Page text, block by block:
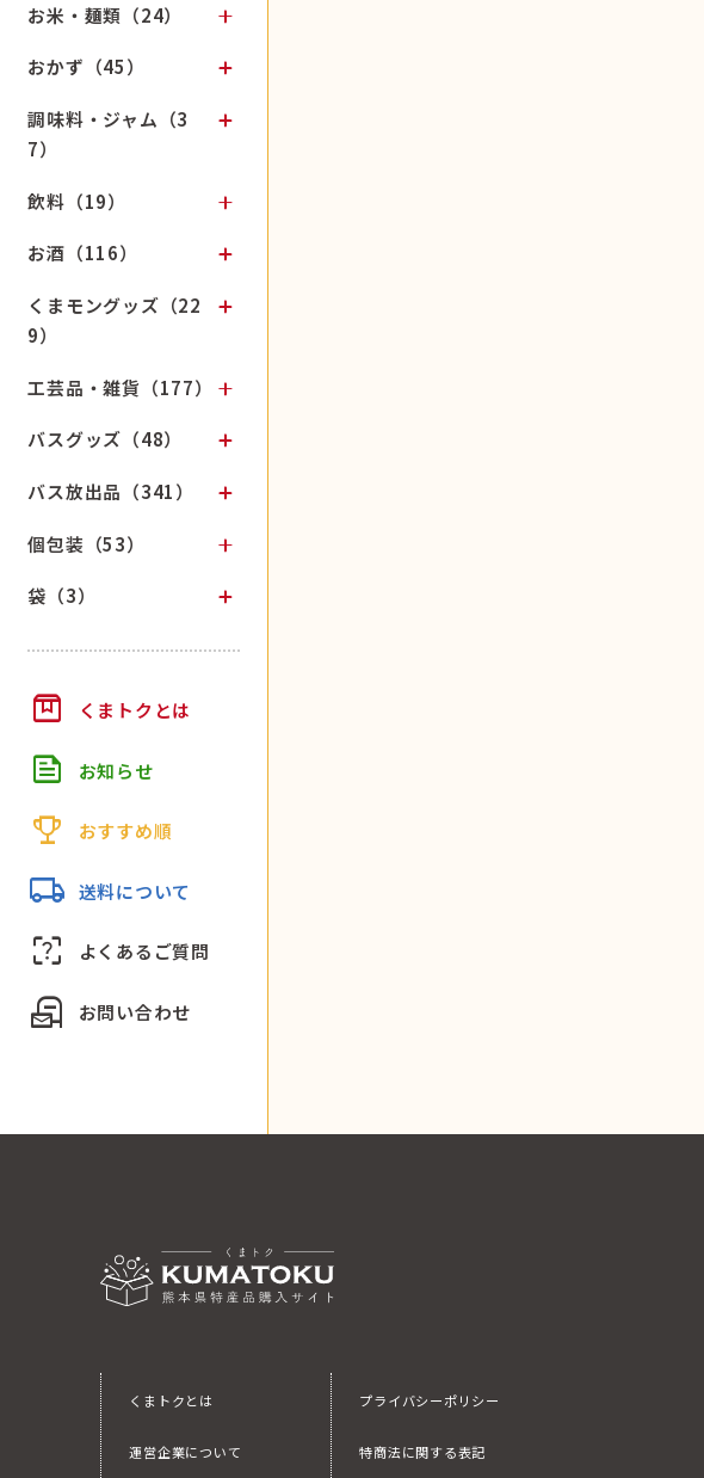
お米・麺類（24）
おかず（45）
調味料・ジャム（3
7）
飲料（19）
お酒（116）
くまモングッズ（22
9）
工芸品・雑貨（177）
バスグッズ（48）
バス放出品（341）
個包装（53）
袋（3）
box くまトクとは
feed お知らせ
trophy おすすめ順
local_shipping 送料について
indeterminate_question_box よくあるご質問
local_post_office お問い合わせ
くまトクとは
運営企業について
プライバシーポリシー
特商法に関する表記